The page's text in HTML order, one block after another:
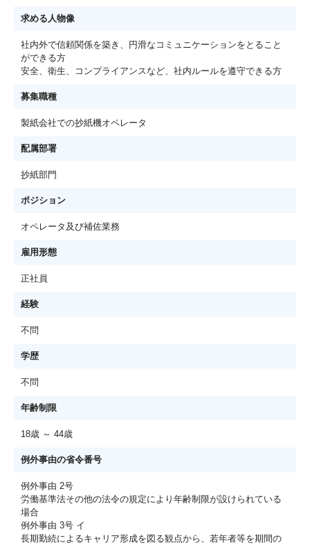
求める人物像
社内外で信頼関係を築き、円滑なコミュニケーションをとること
ができる方
安全、衛生、コンプライアンスなど、社内ルールを遵守できる方
募集職種
製紙会社での抄紙機オペレータ
配属部署
抄紙部門
ポジション
オペレータ及び補佐業務
雇用形態
正社員
経験
不問
学歴
不問
年齢制限
18歳 ～ 44歳
例外事由の省令番号
例外事由 2号
労働基準法その他の法令の規定により年齢制限が設けられている
場合
例外事由 3号 イ
長期勤続によるキャリア形成を図る観点から、若年者等を期間の